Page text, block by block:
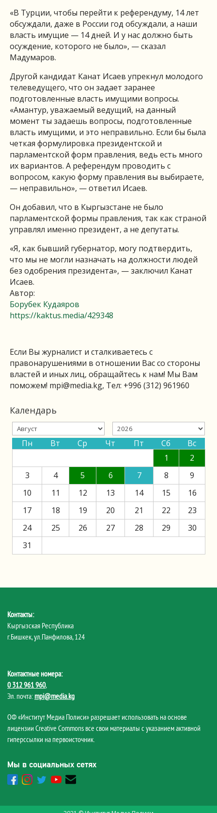
«В Турции, чтобы перейти к референдуму, 14 лет
обсуждали, даже в России год обсуждали, а наши
власть имущие — 14 дней. И у нас должно быть
осуждение, которого не было», — сказал
Мадумаров.
Другой кандидат Канат Исаев упрекнул молодого
телеведущего, что он задает заранее
подготовленные власть имущими вопросы.
«Амантур, уважаемый ведущий, на данный
момент ты задаешь вопросы, подготовленные
власть имущими, и это неправильно. Если бы была
четкая формулировка президентской и
парламентской форм правления, ведь есть много
их вариантов. А референдум проводить с
вопросом, какую форму правления вы выбираете,
— неправильно», — ответил Исаев.
Он добавил, что в Кыргызстане не было
парламентской формы правления, так как страной
управлял именно президент, а не депутаты.
«Я, как бывший губернатор, могу подтвердить,
что мы не могли назначать на должности людей
без одобрения президента», — заключил Канат
Исаев.
Автор:
Борубек Кудаяров
https://kaktus.media/429348
Если Вы журналист и сталкиваетесь с
правонарушениями в отношении Вас со стороны
властей и иных лиц, обращайтесь к нам! Мы Вам
поможем! mpi@media.kg, Тел: +996 (312) 961960
Календарь
Пн Вт Ср Чт Пт Сб
Вс
1
2
3
4 5 6 7 8
9
10
11 12 13 14 15
16
17
18 19 20 21 22
23
24
25 26 27 28 29
30
31
Контакты:
Кыргызская Республика
г.Бишкек, ул.Панфилова, 124
Контактные номера:
0 312 961 960,
Эл. почта: mpi@media.kg
ОФ «Институт Медиа Полиси» разрешает использовать на основе
лицензии Creative Commons все свои материалы с указанием активной
гиперссылки на первоисточник.
Мы в социальных сетях